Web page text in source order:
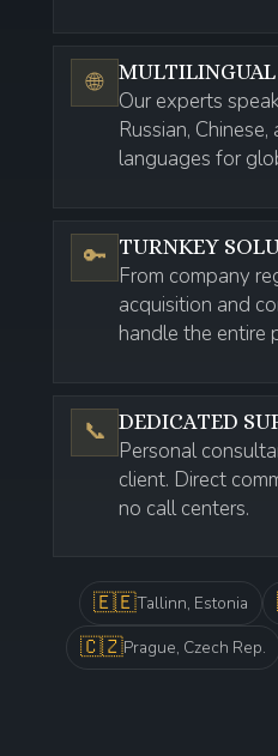
🌐
Our experts
Russian,
languages for
🔑 TURNKEY
From company
acquisition and
handle the entire
📞 DEDICATED
Personal
client. Direct
no call centers.
🇪🇪Tallinn, Estonia
🇨🇿Prague, Czech Rep.